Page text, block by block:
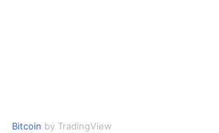
Bitcoin by TradingView